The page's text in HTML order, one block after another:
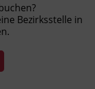
30 %
Bezirksstelle in